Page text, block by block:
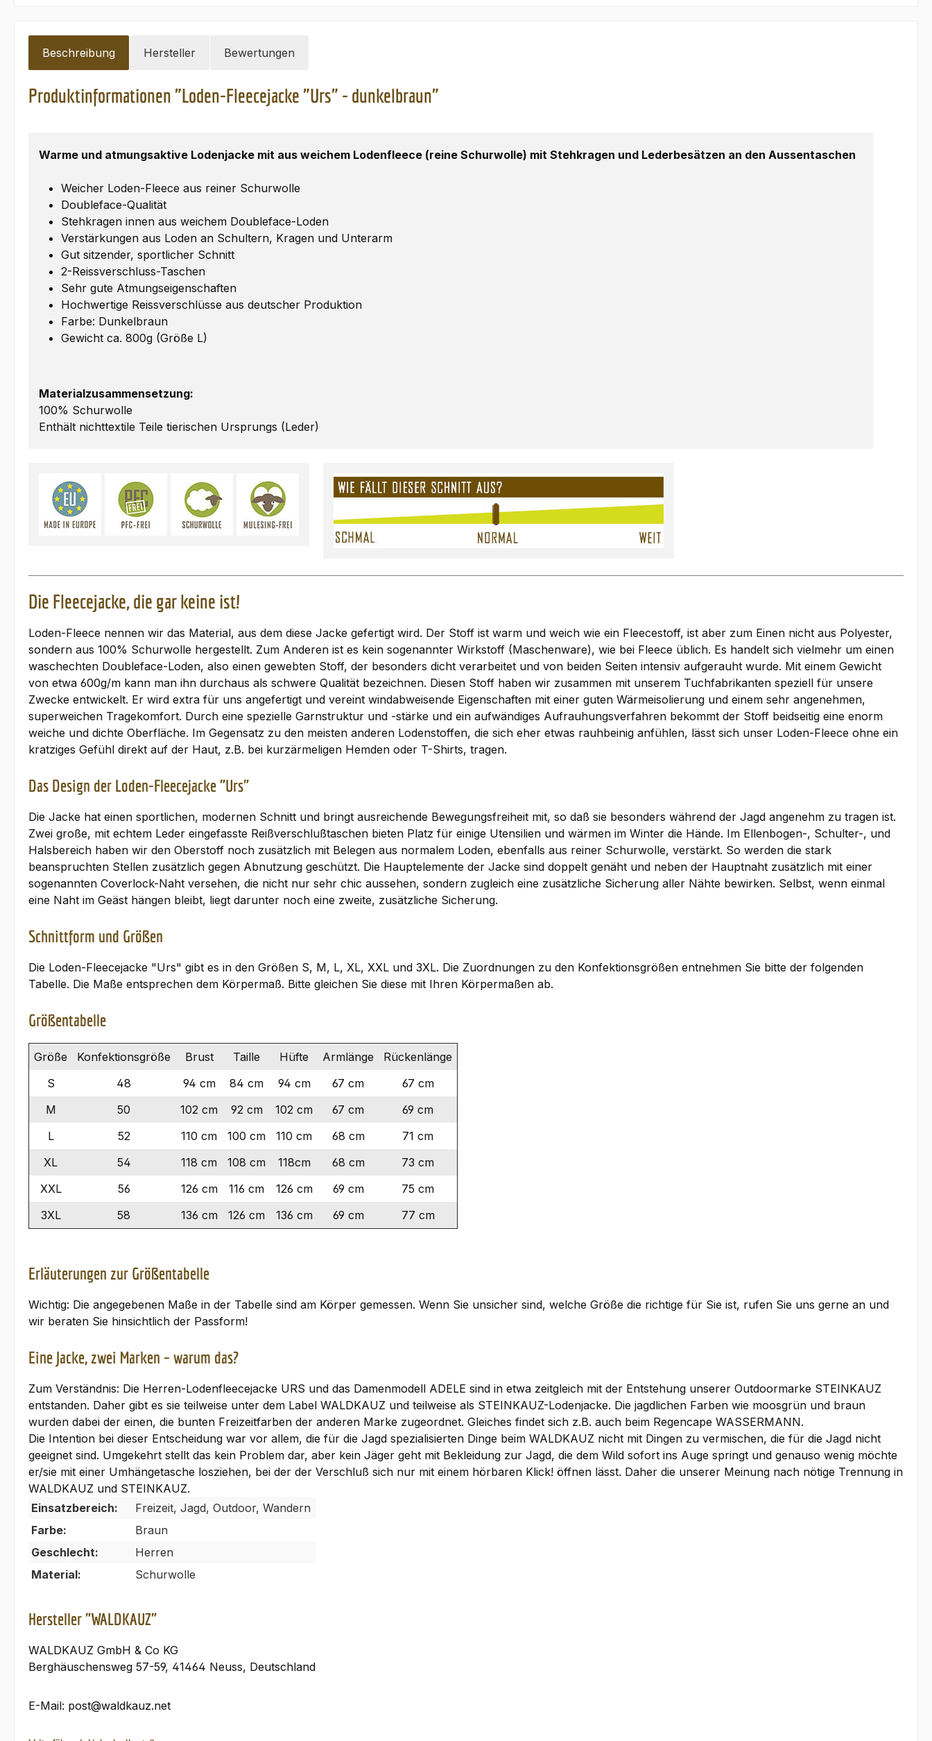
Beschreibung Hersteller Bewertungen
Produktinformationen "Loden-Fleecejacke "Urs" - dunkelbraun"
Warme und atmungsaktive Lodenjacke mit aus weichem Lodenfleece (reine Schurwolle) mit Stehkragen und Lederbesätzen an den Aussentaschen
Weicher Loden-Fleece aus reiner Schurwolle
Doubleface-Qualität
Stehkragen innen aus weichem Doubleface-Loden
Verstärkungen aus Loden an Schultern, Kragen und Unterarm
Gut sitzender, sportlicher Schnitt
2-Reissverschluss-Taschen
Sehr gute Atmungseigenschaften
Hochwertige Reissverschlüsse aus deutscher Produktion
Farbe: Dunkelbraun
Gewicht ca. 800g (Größe L)
Materialzusammensetzung:
100% Schurwolle
Enthält nichttextile Teile tierischen Ursprungs (Leder)
Die Fleecejacke, die gar keine ist!
Loden-Fleece nennen wir das Material, aus dem diese Jacke gefertigt wird. Der Stoff ist warm und weich wie ein Fleecestoff, ist aber zum Einen nicht aus Polyester,
sondern aus 100% Schurwolle hergestellt. Zum Anderen ist es kein sogenannter Wirkstoff (Maschenware), wie bei Fleece üblich. Es handelt sich vielmehr um einen
waschechten Doubleface-Loden, also einen gewebten Stoff, der besonders dicht verarbeitet und von beiden Seiten intensiv aufgerauht wurde. Mit einem Gewicht
von etwa 600g/m kann man ihn durchaus als schwere Qualität bezeichnen. Diesen Stoff haben wir zusammen mit unserem Tuchfabrikanten speziell für unsere
Zwecke entwickelt. Er wird extra für uns angefertigt und vereint windabweisende Eigenschaften mit einer guten Wärmeisolierung und einem sehr angenehmen,
superweichen Tragekomfort. Durch eine spezielle Garnstruktur und -stärke und ein aufwändiges Aufrauhungsverfahren bekommt der Stoff beidseitig eine enorm
weiche und dichte Oberfläche. Im Gegensatz zu den meisten anderen Lodenstoffen, die sich eher etwas rauhbeinig anfühlen, lässt sich unser Loden-Fleece ohne ein
kratziges Gefühl direkt auf der Haut, z.B. bei kurzärmeligen Hemden oder T-Shirts, tragen.
Das Design der Loden-Fleecejacke "Urs"
Die Jacke hat einen sportlichen, modernen Schnitt und bringt ausreichende Bewegungsfreiheit mit, so daß sie besonders während der Jagd angenehm zu tragen ist.
Zwei große, mit echtem Leder eingefasste Reißverschlußtaschen bieten Platz für einige Utensilien und wärmen im Winter die Hände. Im Ellenbogen-, Schulter-, und
Halsbereich haben wir den Oberstoff noch zusätzlich mit Belegen aus normalem Loden, ebenfalls aus reiner Schurwolle, verstärkt. So werden die stark
beanspruchten Stellen zusätzlich gegen Abnutzung geschützt. Die Hauptelemente der Jacke sind doppelt genäht und neben der Hauptnaht zusätzlich mit einer
sogenannten Coverlock-Naht versehen, die nicht nur sehr chic aussehen, sondern zugleich eine zusätzliche Sicherung aller Nähte bewirken. Selbst, wenn einmal
eine Naht im Geäst hängen bleibt, liegt darunter noch eine zweite, zusätzliche Sicherung.
Schnittform und Größen
Die Loden-Fleecejacke "Urs" gibt es in den Größen S, M, L, XL, XXL und 3XL. Die Zuordnungen zu den Konfektionsgrößen entnehmen Sie bitte der folgenden
Tabelle. Die Maße entsprechen dem Körpermaß. Bitte gleichen Sie diese mit Ihren Körpermaßen ab.
Größentabelle
Größe Konfektionsgröße Brust Taille Hüfte Armlänge
Rückenlänge
S
48 94 cm 84 cm 94 cm 67 cm
67 cm
M
50 102 cm 92 cm 102 cm 67 cm
69 cm
L
52 110 cm 100 cm 110 cm 68 cm
71 cm
XL
54 118 cm 108 cm 118cm 68 cm
73 cm
XXL
56 126 cm 116 cm 126 cm 69 cm
75 cm
3XL
58 136 cm 126 cm 136 cm 69 cm 77 cm
Erläuterungen zur Größentabelle
Wichtig: Die angegebenen Maße in der Tabelle sind am Körper gemessen. Wenn Sie unsicher sind, welche Größe die richtige für Sie ist, rufen Sie uns gerne an und
wir beraten Sie hinsichtlich der Passform!
Eine Jacke, zwei Marken – warum das?
Zum Verständnis: Die Herren-Lodenfleecejacke URS und das Damenmodell ADELE sind in etwa zeitgleich mit der Entstehung unserer Outdoormarke STEINKAUZ
entstanden. Daher gibt es sie teilweise unter dem Label WALDKAUZ und teilweise als STEINKAUZ-Lodenjacke. Die jagdlichen Farben wie moosgrün und braun
wurden dabei der einen, die bunten Freizeitfarben der anderen Marke zugeordnet. Gleiches findet sich z.B. auch beim Regencape WASSERMANN.
Die Intention bei dieser Entscheidung war vor allem, die für die Jagd spezialisierten Dinge beim WALDKAUZ nicht mit Dingen zu vermischen, die für die Jagd nicht
geeignet sind. Umgekehrt stellt das kein Problem dar, aber kein Jäger geht mit Bekleidung zur Jagd, die dem Wild sofort ins Auge springt und genauso wenig möchte
er/sie mit einer Umhängetasche losziehen, bei der der Verschluß sich nur mit einem hörbaren Klick! öffnen lässt. Daher die unserer Meinung nach nötige Trennung in
WALDKAUZ und STEINKAUZ.
Einsatzbereich:
Freizeit, Jagd, Outdoor, Wandern
Farbe:
Braun
Geschlecht:
Herren
Material:
Schurwolle
Hersteller "WALDKAUZ"
WALDKAUZ GmbH & Co KG
Berghäuschensweg 57-59, 41464 Neuss, Deutschland
E-Mail: post@waldkauz.net